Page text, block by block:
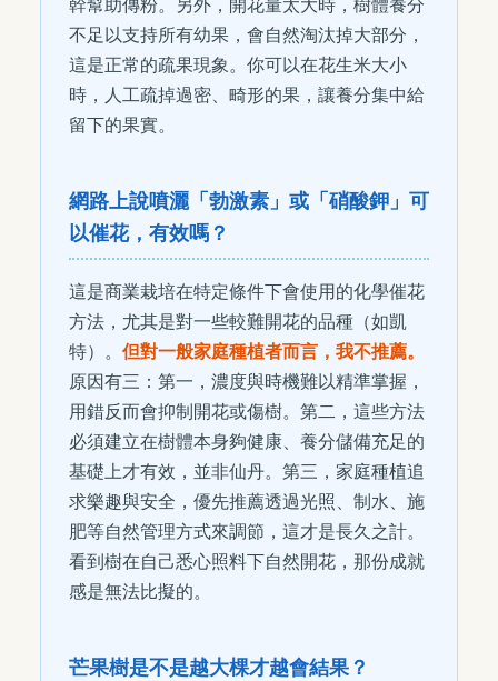
幹幫助傳粉。另外，開花量太大時，樹體養分
不足以支持所有幼果，會自然淘汰掉大部分，
這是正常的疏果現象。你可以在花生米大小
時，人工疏掉過密、畸形的果，讓養分集中給
留下的果實。
網路上說噴灑「勃激素」或「硝酸鉀」可
以催花，有效嗎？
這是商業栽培在特定條件下會使用的化學催花
方法，尤其是對一些較難開花的品種（如凱
特）。 但對一般家庭種植者而言，我不推薦。
原因有三：第一，濃度與時機難以精準掌握，
用錯反而會抑制開花或傷樹。第二，這些方法
必須建立在樹體本身夠健康、養分儲備充足的
基礎上才有效，並非仙丹。第三，家庭種植追
求樂趣與安全，優先推薦透過光照、制水、施
肥等自然管理方式來調節，這才是長久之計。
看到樹在自己悉心照料下自然開花，那份成就
感是無法比擬的。
芒果樹是不是越大棵才越會結果？